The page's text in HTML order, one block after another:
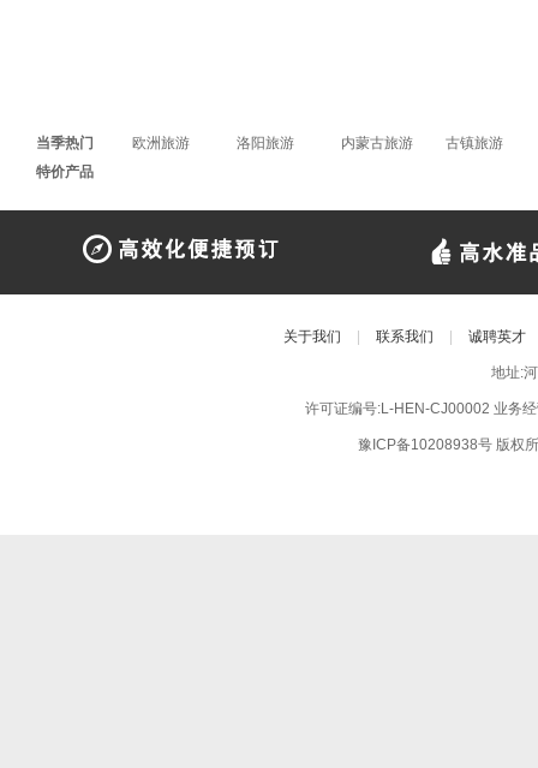
当季热门 欧洲旅游 洛阳旅游 内蒙古旅游
古镇旅游
特价产品
关于我们 联系我们 诚聘英才
地址:
许可证编号:L-HEN-CJ00002 业务
豫ICP备10208938号 版权